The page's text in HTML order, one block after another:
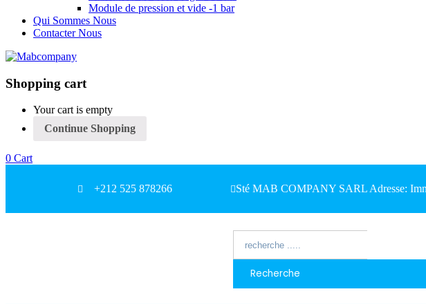
Module de pression et vide -1 bar
Qui Sommes Nous
Contacter Nous
Shopping cart
Your cart is empty
Continue Shopping
0 Cart
+212 525 878266 Sté MAB COMPANY SARL Adresse:
Recherche